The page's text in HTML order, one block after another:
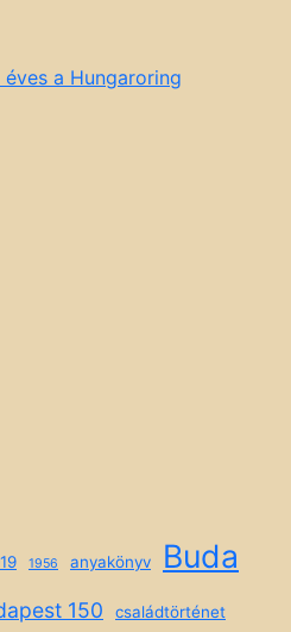
a Hungaroring
1956 anyakönyv Buda
150 családtörténet